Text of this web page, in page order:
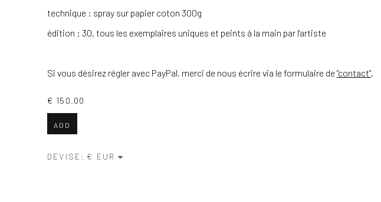
technique : spray sur papier coton 300g
édition : 30, tous les exemplaires uniques et peints à la main par l'artiste
Si vous désirez régler avec PayPal, merci de nous écrire via le formulaire de "contact".
€ 150.00
ADD
DEVISE: